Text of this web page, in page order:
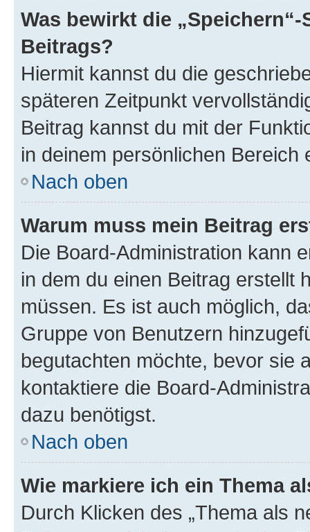
Was bewirkt die
Beitrags?
Hiermit kannst du die
späteren Zeitpunkt
Beitrag kannst du mit der
in deinem persönlichen Bereich
Nach oben
Warum muss mein Beitrag
Die Board-Administration kann
in dem du einen Beitrag erstellt
müssen. Es ist auch möglich,
Gruppe von Benutzern
begutachten möchte, bevor sie
kontaktiere die Board-
dazu benötigst.
Nach oben
Wie markiere ich ein Thema
Durch Klicken des „Thema als